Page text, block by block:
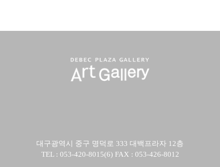
대구광역시 중구 명덕로 333 대백프라자 12층
TEL : 053-420-8015(6) FAX : 053-426-8012